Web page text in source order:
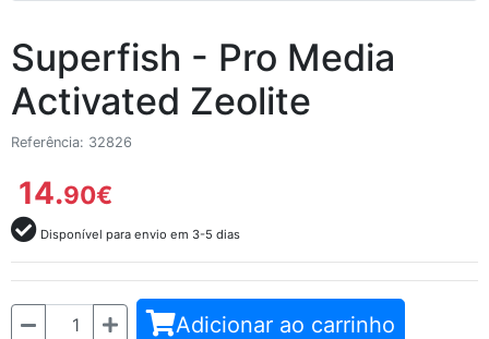
Superfish - Pro Media
Activated Zeolite
Referência: 32826
14.90€
Disponível para envio em 3-5 dias
Quantidade Adicionar ao carrinho